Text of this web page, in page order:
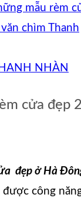
mẫu rèm
chìm Thanh
NHÀN
cửa đẹp
đẹp ở Hà
được công